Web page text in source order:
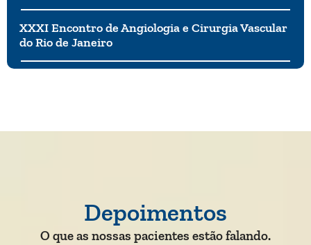
XXXI Encontro de Angiologia e Cirurgia Vascular
do Rio de Janeiro
Depoimentos
O que as nossas pacientes estão falando.